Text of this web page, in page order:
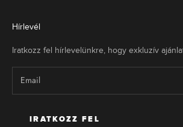
Hírlevél
Iratkozz fel hírlevelünkre, hogy exkluzív
IRATKOZZ FEL